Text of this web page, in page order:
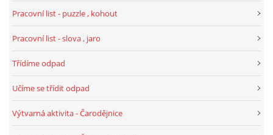
MASOPUST
Pracovní list - puzzle , kohout
Pracovní list - slova , jaro
Třídíme odpad
Učíme se třídit odpad
Výtvarná aktivita - Čarodějnice